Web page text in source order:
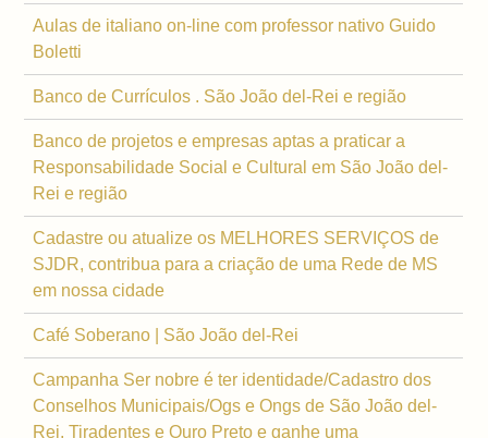
Aulas de italiano on-line com professor nativo Guido
Boletti
Banco de Currículos . São João del-Rei e região
Banco de projetos e empresas aptas a praticar a
Responsabilidade Social e Cultural em São João del-
Rei e região
Cadastre ou atualize os MELHORES SERVIÇOS de
SJDR, contribua para a criação de uma Rede de MS
em nossa cidade
Café Soberano | São João del-Rei
Campanha Ser nobre é ter identidade/Cadastro dos
Conselhos Municipais/Ogs e Ongs de São João del-
Rei, Tiradentes e Ouro Preto e ganhe uma